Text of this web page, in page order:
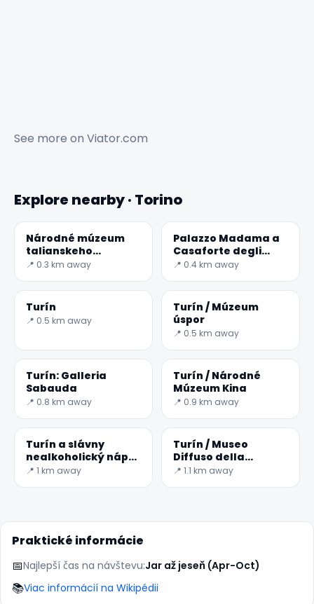
See more on Viator.com
Explore nearby · Torino
Národné múzeum
talianskeho
Risorgimento
📍 0.3 km away
Palazzo Madama a
Casaforte degli
Acaja - tajný svet
📍 0.4 km away
Turín
📍 0.5 km away
Turín / Múzeum
úspor
📍 0.5 km away
Turín: Galleria
Sabauda
📍 0.8 km away
Turín / Národné
Múzeum Kina
📍 0.9 km away
Turín a slávny
nealkoholický nápoj
Bicerin
📍 1 km away
Turín / Museo
Diffuso della
Resistenza
📍 1.1 km away
Praktické informácie
📅Najlepší čas na návštevu:Jar až jeseň (Apr-Oct)
📚Viac informácií na Wikipédii